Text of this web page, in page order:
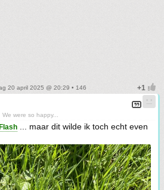
20 april 2025 @ 20:29 • 146
We were so happy...
... maar dit wilde ik toch echt even